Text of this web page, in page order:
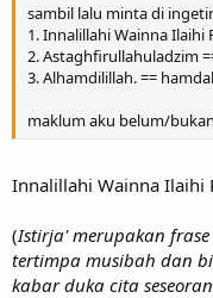
sambil lalu minta di
1. Innalillahi Wainna Ilaihi
2. Astaghfirullahuladzim
3. Alhamdilillah. ==
maklum aku belum/
Innalillahi Wainna Ilaihi
(Istirja' merupakan
tertimpa musibah dan
kabar duka cita